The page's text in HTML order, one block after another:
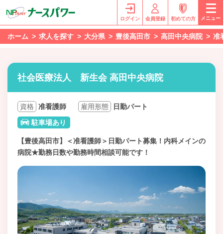
ログイン 会員登録 初めての方 メニュー
ホーム 求人を探す 大分県 豊後高田市 高田中央病院 准
社会医療法人 新生会 高田中央病院
資格 准看護師 雇用形態
日勤パート
駐車場あり
【豊後高田市】＜准看護師＞日勤パート募集！内科メインの
病院★勤務日数や勤務時間相談可能です！